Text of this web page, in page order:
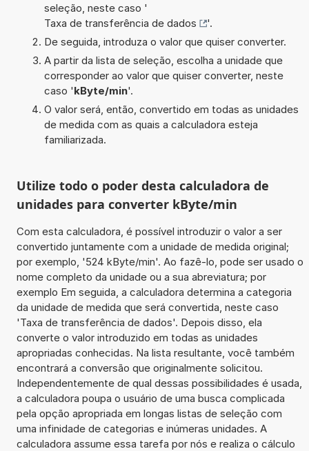
seleção, neste caso '
Taxa de transferência de dados
'.
De seguida, introduza o valor que quiser converter.
A partir da lista de seleção, escolha a unidade que
corresponder ao valor que quiser converter, neste
caso 'kByte/min'.
O valor será, então, convertido em todas as unidades
de medida com as quais a calculadora esteja
familiarizada.
Utilize todo o poder desta calculadora de
unidades para converter kByte/min
Com esta calculadora, é possível introduzir o valor a ser
convertido juntamente com a unidade de medida original;
por exemplo, '524 kByte/min'. Ao fazê-lo, pode ser usado o
nome completo da unidade ou a sua abreviatura; por
exemplo Em seguida, a calculadora determina a categoria
da unidade de medida que será convertida, neste caso
'Taxa de transferência de dados'. Depois disso, ela
converte o valor introduzido em todas as unidades
apropriadas conhecidas. Na lista resultante, você também
encontrará a conversão que originalmente solicitou.
Independentemente de qual dessas possibilidades é usada,
a calculadora poupa o usuário de uma busca complicada
pela opção apropriada em longas listas de seleção com
uma infinidade de categorias e inúmeras unidades. A
calculadora assume essa tarefa por nós e realiza o cálculo